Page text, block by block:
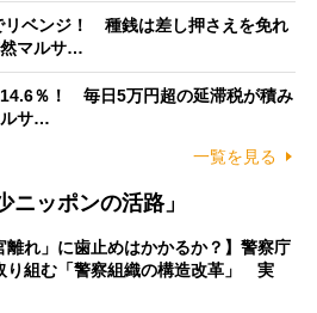
リベンジ！ 種銭は差し押さえを免れ
然マルサ…
14.6％！ 毎日5万円超の延滞税が積み
ルサ…
一覧を見る
ニッポンの活路」
離れ」に歯止めはかかるか？】警察庁
り組む「警察組織の構造改革」 実